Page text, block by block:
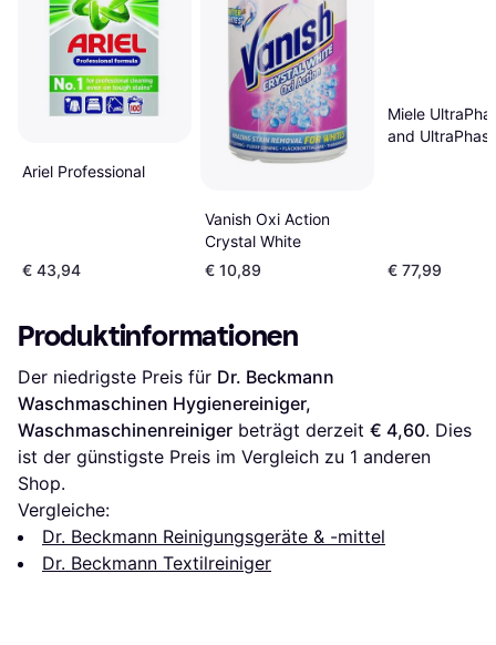
Ariel Professional
€ 43,94
Vanish Oxi Action
Crystal White
€ 10,89
Miele
and
€ 77,99
Produktinformationen
Der niedrigste Preis für Dr. Beckmann
Waschmaschinen Hygienereiniger,
Waschmaschinenreiniger beträgt derzeit € 4,60. Dies
ist der günstigste Preis im Vergleich zu 1 anderen
Shop.
Vergleiche:
Dr. Beckmann Reinigungsgeräte & -mittel
Dr. Beckmann Textilreiniger